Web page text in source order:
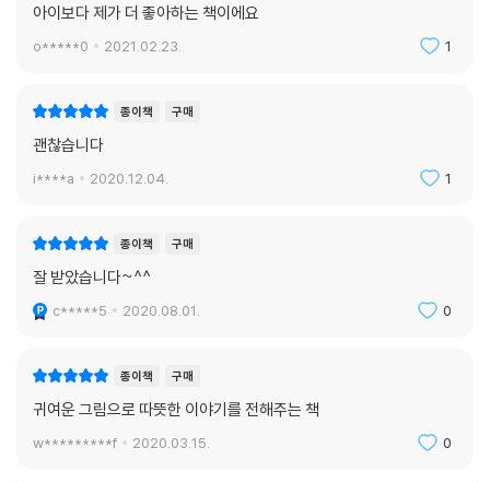
아이보다 제가 더 좋아하는 책이에요
o*****0 2021.02.23. 1
종이책 구매
괜찮습니다
i****a 2020.12.04. 1
종이책 구매
잘 받았습니다~^^
c*****5 2020.08.01. 0
종이책 구매
귀여운 그림으로 따뜻한 이야기를 전해주는 책
w*********f 2020.03.15. 0